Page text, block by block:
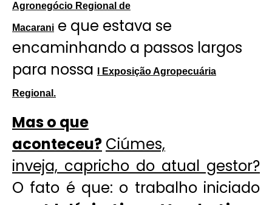
Agronegócio Regional de
Macarani e que estava se
encaminhando a passos largos
para nossa
I Exposição Agropecuária
Regional.
Mas o que
aconteceu? Ciúmes,
inveja, capricho do atual gestor?
O fato é que: o trabalho iniciado